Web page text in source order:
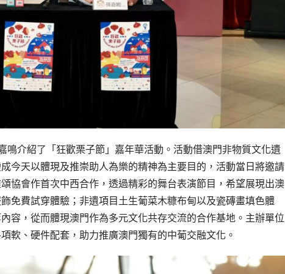
介紹了「狂歡栗子節」嘉年華活動。活動借澳門非物質文化遺
今天以體現及推崇助人為樂的精神為主要目的，活動當日將邀請
協會作首次中西合作，透過精彩的舞台表演節目，希望展現出澳
免費試穿體驗；非遺項目土生葡菜木糠布甸以及瓷磚畫填色體
，從而體現澳門作為多元文化共存交流的合作基地。主辦單位
軟、硬件配套，助力推廣澳門獨有的中葡交融文化。